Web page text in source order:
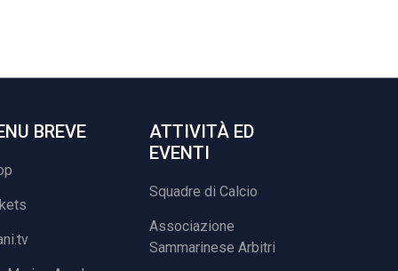
BREVE
ATTIVITÀ ED
EVENTI
Squadre di Calcio
Associazione
Sammarinese Arbitri